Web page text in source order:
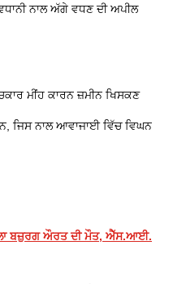
ਨਾਲ ਅੱਗੇ ਵਧਣ ਦੀ ਅਪੀਲ
ਮੀਂਹ ਕਾਰਨ ਜ਼ਮੀਨ ਖਿਸਕਣ
ਜਿਸ ਨਾਲ ਆਵਾਜਾਈ ਵਿੱਚ ਵਿਘਨ
ਬਜ਼ੁਰਗ ਔਰਤ ਦੀ ਮੌਤ, ਐੱਸ.ਆਈ.